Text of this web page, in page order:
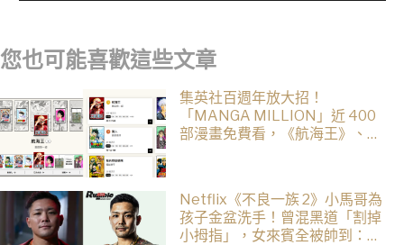
您也可能喜歡這些文章
集英社百週年放大招！
「MANGA MILLION」近 400
部漫畫免費看，《航海王》、
Netflix《不良一族 2》小馬哥為
孩子金盆洗手！曾混黑道「割掉
小拇指」，女來賓全被帥到：超